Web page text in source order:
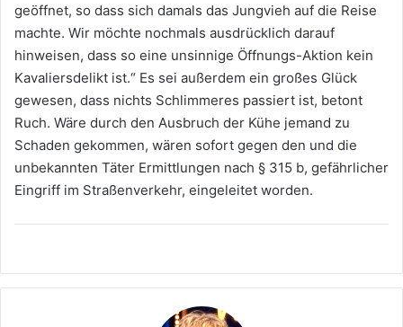
geöffnet, so dass sich damals das Jungvieh auf die Reise
machte. Wir möchte nochmals ausdrücklich darauf
hinweisen, dass so eine unsinnige Öffnungs-Aktion kein
Kavaliersdelikt ist.“ Es sei außerdem ein großes Glück
gewesen, dass nichts Schlimmeres passiert ist, betont
Ruch. Wäre durch den Ausbruch der Kühe jemand zu
Schaden gekommen, wären sofort gegen den und die
unbekannten Täter Ermittlungen nach § 315 b, gefährlicher
Eingriff im Straßenverkehr, eingeleitet worden.